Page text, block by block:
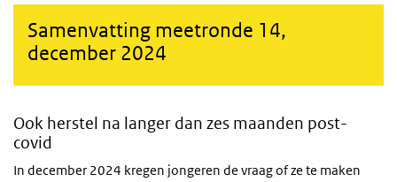
Samenvatting meetronde 14,
december 2024
Ook herstel na langer dan zes maanden post-
covid
In december 2024 kregen jongeren de vraag of ze te maken